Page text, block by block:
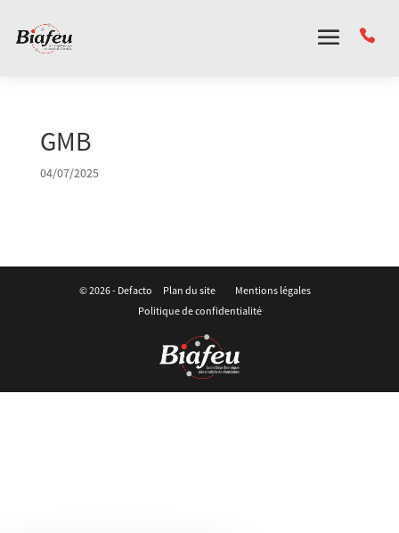
GMB
04/07/2025
© 2026 - Defacto Plan du site
Mentions légales
Politique de confidentialité